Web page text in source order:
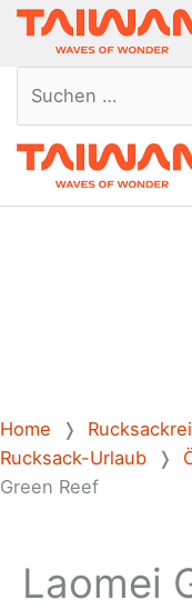
Suchen …
Home ❭
Rucksack-Urlaub ❭
Green Reef
Laomei